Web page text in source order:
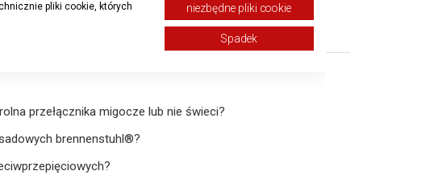
przełącznika migocze lub nie świeci?
brennenstuhl®?
pliki cookie, których
niezbędne pliki cookie
Spadek